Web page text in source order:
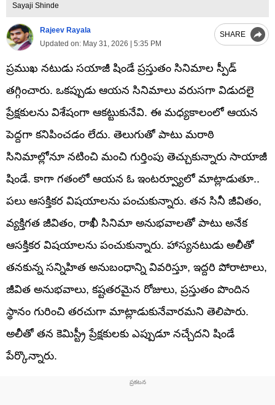
Sayaji Shinde
Rajeev Rayala
Updated on: May 31, 2026 | 5:35 PM
SHARE
ప్రముఖ నటుడు సయాజీ షిండే ప్రస్తుతం సినిమాల స్పీడ్
తగ్గించారు. ఒకప్పుడు ఆయన సినిమాలు వరుసగా విడుదలై
ప్రేక్షకులను విశేషంగా ఆకట్టుకునేవి. ఈ మధ్యకాలంలో ఆయన
పెద్దగా కనిపించడం లేదు. తెలుగుతో పాటు మరాఠి
సినిమాల్లోనూ నటించి మంచి గుర్తింపు తెచ్చుకున్నారు సాయాజీ
షిండే. కాగా గతంలో ఆయన ఓ ఇంటర్వ్యూలో మాట్లాడుతూ..
పలు ఆసక్తికర విషయాలను పంచుకున్నారు. తన సినీ జీవితం,
వ్యక్తిగత జీవితం, రాఖీ సినిమా అనుభవాలతో పాటు అనేక
ఆసక్తికర విషయాలను పంచుకున్నారు. హాస్యనటుడు అలీతో
తనకున్న సన్నిహిత అనుబంధాన్ని వివరిస్తూ, ఇద్దరి పోరాటాలు,
జీవిత అనుభవాలు, కష్టతరమైన రోజులు, ప్రస్తుతం పొందిన
స్థానం గురించి తరచుగా మాట్లాడుకునేవారమని తెలిపారు.
అలీతో తన కెమిస్ట్రీ ప్రేక్షకులకు ఎప్పుడూ నచ్చేదని షిండే
పేర్కొన్నారు.